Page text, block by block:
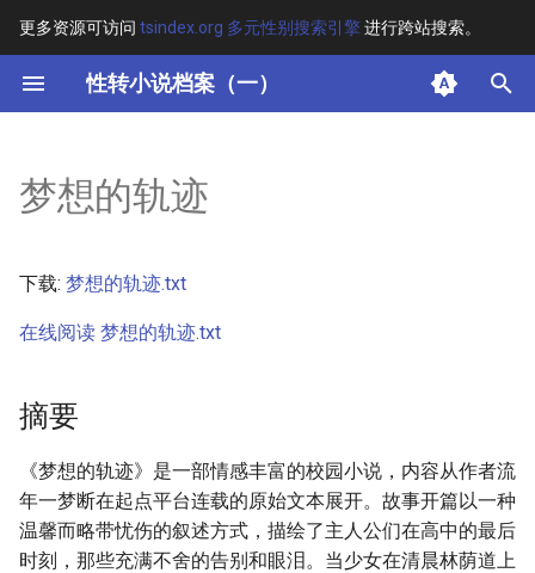
更多资源可访问 tsindex.org 多元性别搜索引擎进行跨站搜索。
性转小说档案（一）
键
开
搜
索
其他信息
正文
梦想的轨迹
下载: 梦想的轨迹.txt
在线阅读 梦想的轨迹.txt
摘要
《梦想的轨迹》是一部情感丰富的校园小说，内容从作者流
年一梦断在起点平台连载的原始文本展开。故事开篇以一种
温馨而略带忧伤的叙述方式，描绘了主人公们在高中的最后
时刻，那些充满不舍的告别和眼泪。当少女在清晨林荫道上